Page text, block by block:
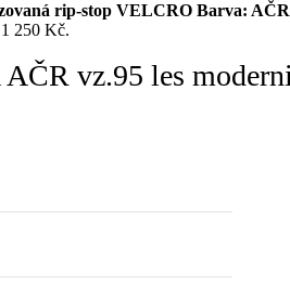
rip-stop VELCRO Barva: AČR
250 Kč.
vz.95 les